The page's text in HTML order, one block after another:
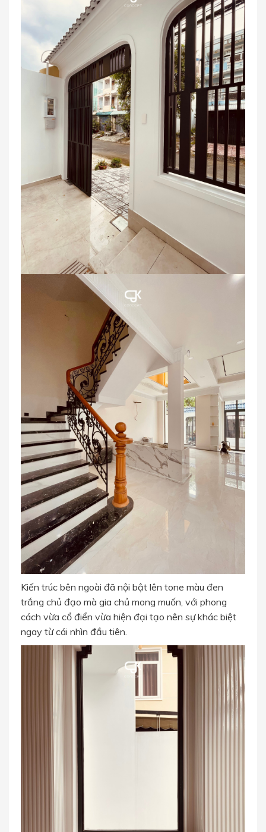
Kiến trúc bên ngoài đã nội bật lên tone màu đen
trắng chủ đạo mà gia chủ mong muốn, với phong
cách vừa cổ điển vừa hiện đại tạo nên sự khác biệt
ngay từ cái nhìn đầu tiên.